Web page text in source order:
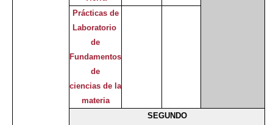
Prácticas de
Laboratorio
de
Fundamentos
de
ciencias de la
materia
SEGUNDO